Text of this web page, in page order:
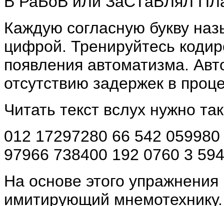
Каждую согласную букву
цифрой. Тренируйтесь
появления автоматизма.
отсутствию задержек в
Читать текст вслух нужно
012 17297280 66 542
97966 738400 192 0760 3
На основе этого
имитирующий